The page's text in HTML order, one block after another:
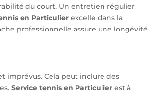
du court. Un entretien régulier
en Particulier excelle dans la
professionnelle assure une longévité
imprévus. Cela peut inclure des
Service tennis en Particulier est à